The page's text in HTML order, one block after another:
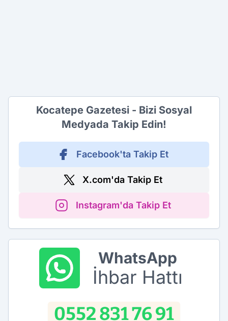
Kocatepe Gazetesi - Bizi Sosyal
Medyada Takip Edin!
Facebook'ta Takip Et
X.com'da Takip Et
Instagram'da Takip Et
WhatsApp
İhbar Hattı
0552 831 76 91